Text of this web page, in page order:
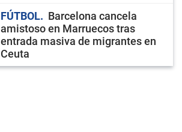
FÚTBOL
Barcelona cancela
amistoso en Marruecos tras
entrada masiva de migrantes en
Ceuta